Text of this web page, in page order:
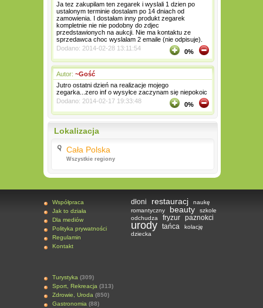
Ja tez zakupilam ten zegarek i wyslali 1 dzien po
ustalonym terminie dostalam po 14 dniach od
zamowienia. I dostałam inny produkt zegarek
kompletnie nie nie podobny do zdjec
przedstawionych na aukcji. Nie ma kontaktu ze
sprzedawca choc wyslalam 2 emaile (nie odpisuje).
Dodano: 2014-02-28 13:11:54
0%
Autor: ~Gość
Jutro ostatni dzień na realizacje mojego
zegarka...zero inf o wysyłce zaczynam się niepokoic
Dodano: 2014-02-17 19:33:48
0%
Lokalizacja
Cała Polska
Wszystkie regiony
Współpraca
Jak to działa
Dla mediów
Polityka prywatności
Regulamin
Kontakt
Turystyka (309)
Sport, Rekreacja (313)
Zdrowie, Uroda (850)
Gastronomia (88)
dłoni restauracj
naukę
romantyczny
beauty
szkole
odchudza
fryzur paznokci
urody tańca
kolację
dziecka